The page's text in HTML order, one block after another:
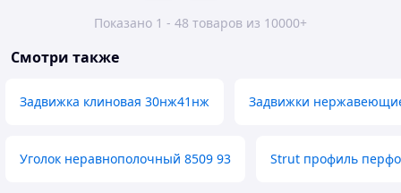
Показано 1 - 48 товаров из 10000+
Смотри также
Задвижка клиновая 30нж41нж Задвижки
Уголок неравнополочный 8509 93 Strut профиль